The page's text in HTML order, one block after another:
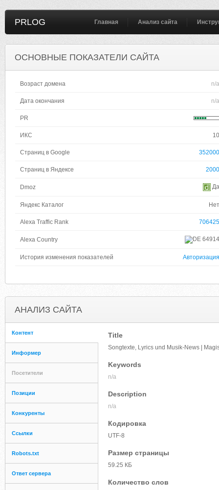
PRLOG Главная Анализ сайта
ОСНОВНЫЕ ПОКАЗАТЕЛИ САЙТА
Возраст домена n/a
Дата окончания n/a
PR
ИКС 10
Страниц в Google 352000
Страниц в Яндексе 2000
Dmoz Да
Яндекс Каталог Нет
Alexa Traffic Rank 706425
Alexa Country 64914
История изменения показателей Авторизация
АНАЛИЗ САЙТА
Контент
Информер
Посетители
Позиции
Конкуренты
Ссылки
Robots.txt
Ответ сервера
Title
Songtexte, Lyrics und Musik-News |
Keywords
n/a
Description
n/a
Кодировка
UTF-8
Размер страницы
59.25 КБ
Количество слов